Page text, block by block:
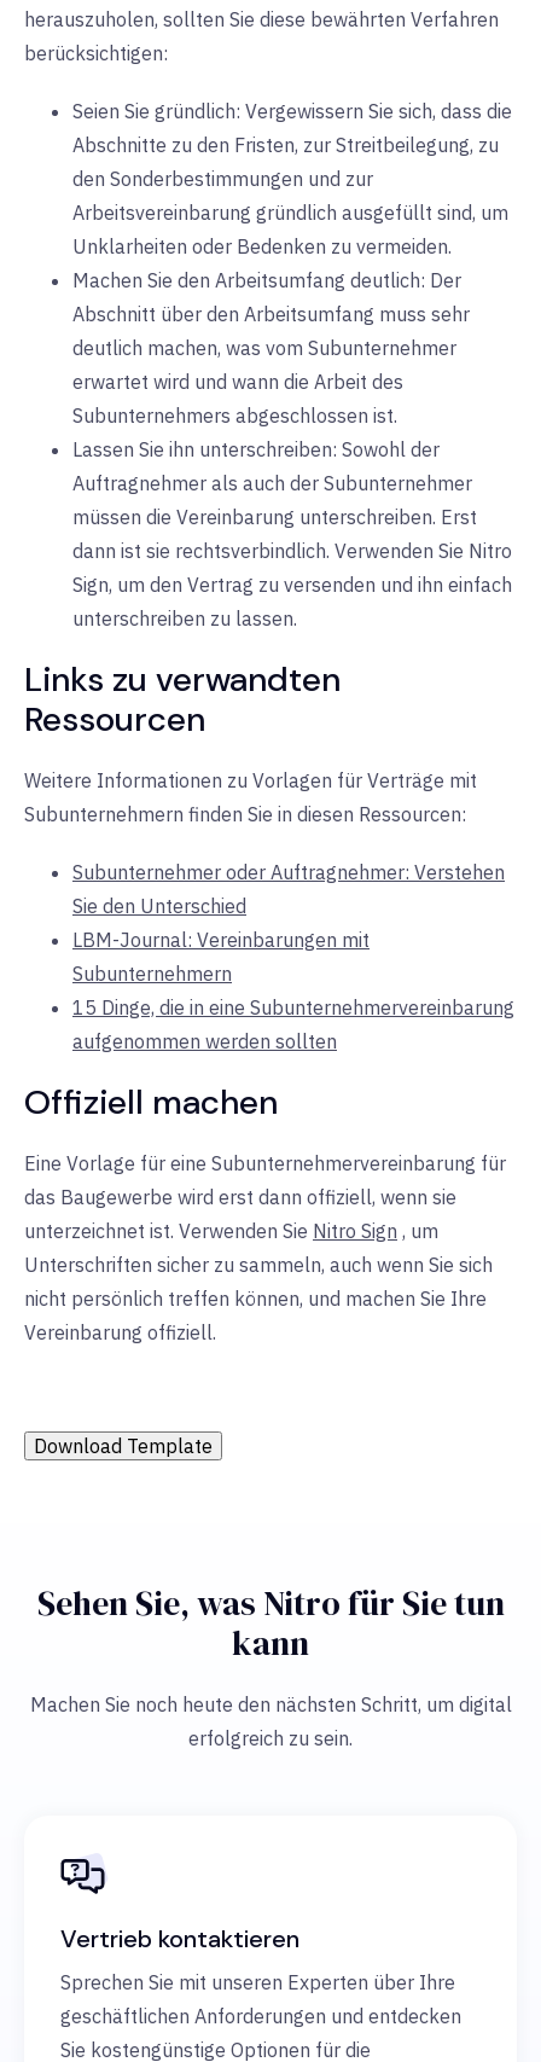
herauszuholen, sollten Sie diese bewährten Verfahren
berücksichtigen:
Seien Sie gründlich: Vergewissern Sie sich, dass die
Abschnitte zu den Fristen, zur Streitbeilegung, zu
den Sonderbestimmungen und zur
Arbeitsvereinbarung gründlich ausgefüllt sind, um
Unklarheiten oder Bedenken zu vermeiden.
Machen Sie den Arbeitsumfang deutlich: Der
Abschnitt über den Arbeitsumfang muss sehr
deutlich machen, was vom Subunternehmer
erwartet wird und wann die Arbeit des
Subunternehmers abgeschlossen ist.
Lassen Sie ihn unterschreiben: Sowohl der
Auftragnehmer als auch der Subunternehmer
müssen die Vereinbarung unterschreiben. Erst
dann ist sie rechtsverbindlich. Verwenden Sie Nitro
Sign, um den Vertrag zu versenden und ihn einfach
unterschreiben zu lassen.
Links zu verwandten
Ressourcen
Weitere Informationen zu Vorlagen für Verträge mit
Subunternehmern finden Sie in diesen Ressourcen:
Subunternehmer oder Auftragnehmer: Verstehen
Sie den Unterschied
LBM-Journal: Vereinbarungen mit
Subunternehmern
15 Dinge, die in eine Subunternehmervereinbarung
aufgenommen werden sollten
Offiziell machen
Eine Vorlage für eine Subunternehmervereinbarung für
das Baugewerbe wird erst dann offiziell, wenn sie
unterzeichnet ist. Verwenden Sie Nitro Sign , um
Unterschriften sicher zu sammeln, auch wenn Sie sich
nicht persönlich treffen können, und machen Sie Ihre
Vereinbarung offiziell.
Download Template
Sehen Sie, was Nitro für Sie tun
kann
Machen Sie noch heute den nächsten Schritt, um digital
erfolgreich zu sein.
Vertrieb kontaktieren
Sprechen Sie mit unseren Experten über Ihre
geschäftlichen Anforderungen und entdecken
Sie kostengünstige Optionen für die